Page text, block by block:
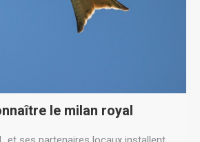
le milan royal